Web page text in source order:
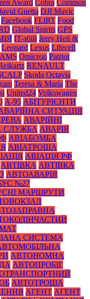
Award Cobra Common
Guetta DJI Mavic
Facebook FLiRT Food
Global Spirits GPS
IT-збій Jerry Heil &
Leopard Lexus Lifecell
Omicron Patriot
RENAULT
Skoda Octavia
Teresa & Maria The
United24 Volkswagen
А-95 АБІТУРІЄНТИ
СИТУАЦІЯ
АВАРІЙНІ
СЛУЖБА АВАРІЯ
АВІАБОМБА
АВІАТРОЩА
АВІАЦІЯ РФ
АВТІВКА АВТІВКА
АВТОАВАРІЯ
№27
МАРШРУТИ
СИСТЕМА
АВТОНОМНА
АВТОПРОБІГ
АВТОТРОЩА
АГЕНТ АГЕНТ